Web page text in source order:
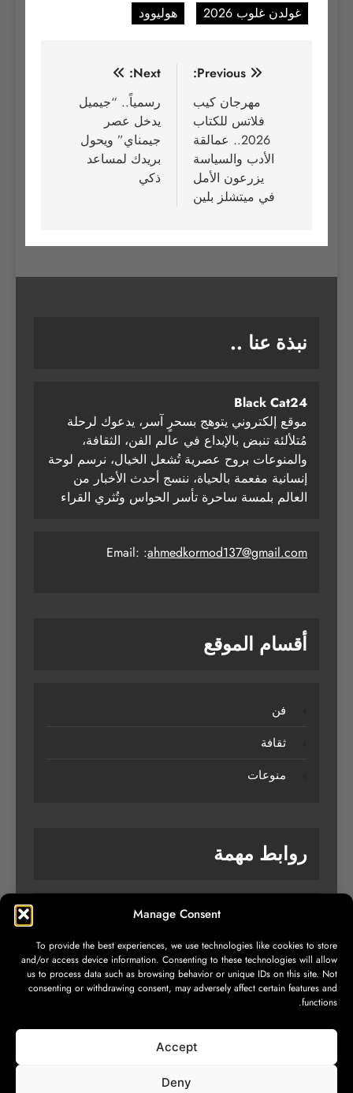
Manage Consent
To provide the best experiences, we use technologies like cookies to store
and/or access device information. Consenting to these technologies will allow
us to process data such as browsing behavior or unique IDs on this site. Not
consenting or withdrawing consent, may adversely affect certain features and
functions.
Accept
Deny
غولدن غلوب 2026
هوليوود
تصفّح
المقالات
Previous:
مهرجان كيب
فلاتس للكتاب
2026.. عمالقة
الأدب والسياسة
يزرعون الأمل
في ميتشلز بلين
Next:
رسمياً.. “جيميل
يدخل عصر
جيمناي” ويحول
بريدك لمساعد
ذكي
نبذة عنا ..
Black Cat24
موقع إلكتروني يتوهج بسحرٍ آسر، يدعوك لرحلة
مُتلألئة تنبض بالإبداع في عالم الفن، الثقافة،
والمنوعات بروح عصرية تُشعل الخيال، نرسم لوحة
إنسانية مفعمة بالحياة، ننسج أحدث الأخبار من
العالم بلمسة ساحرة تأسر الحواس وتُثري القراء
Email: :ahmedkormod137@gmail.com
أقسام الموقع
فن
ثقافة
منوعات
روابط مهمة
تواصل معنا
سياسة الخصوصية